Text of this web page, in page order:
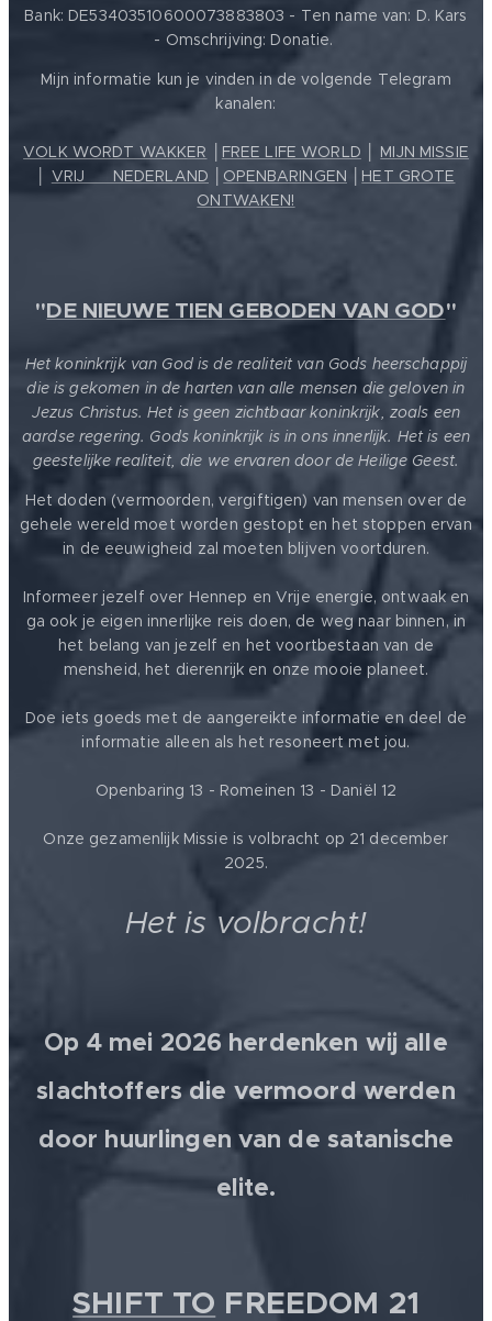
Bank: DE53403510600073883803 - Ten name van: D. Kars
- Omschrijving: Donatie.
Mijn informatie kun je vinden in de volgende Telegram
kanalen:
VOLK WORDT WAKKER FREE LIFE WORLD
MIJN MISSIE
VRIJ ❤️ NEDERLAND OPENBARINGEN
HET GROTE
ONTWAKEN!
"DE NIEUWE TIEN GEBODEN VAN GOD"
Het koninkrijk van God is de realiteit van Gods heerschappij
die is gekomen in de harten van alle mensen die geloven in
Jezus Christus. Het is geen zichtbaar koninkrijk, zoals een
aardse regering. Gods koninkrijk is in ons innerlijk. Het is een
geestelijke realiteit, die we ervaren door de Heilige Geest.
Het doden (vermoorden, vergiftigen) van mensen over de
gehele wereld moet worden gestopt en het stoppen ervan
in de eeuwigheid zal moeten blijven voortduren.
Informeer jezelf over Hennep en Vrije energie, ontwaak en
ga ook je eigen innerlijke reis doen, de weg naar binnen, in
het belang van jezelf en het voortbestaan van de
mensheid, het dierenrijk en onze mooie planeet.
Doe iets goeds met de aangereikte informatie en deel de
informatie alleen als het resoneert met jou.
Openbaring 13 - Romeinen 13 - Daniël 12
Onze gezamenlijk Missie is volbracht op 21 december
2025.
Het is volbracht!
Op 4 mei 2026 herdenken wij alle
slachtoffers die vermoord werden
door huurlingen van de satanische
elite.
SHIFT TO FREEDOM 21